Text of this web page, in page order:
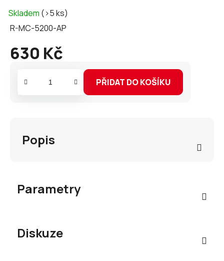
Skladem (>5 ks)
R-MC-5200-AP
630 Kč
Měrná
PŘIDAT DO KOŠÍKU
Popis
Parametry
Diskuze